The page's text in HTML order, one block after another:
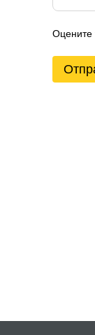
Оцените